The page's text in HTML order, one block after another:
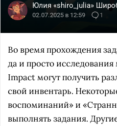
Юлия «shiro_julia»
02.07.2025 в 12:59 1
Во время прохождения
да и просто
Impact могут получить
свой инвентарь.
воспоминаний» и
выполнять задания.